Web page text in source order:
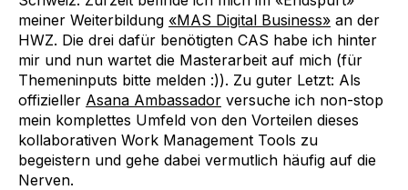
meiner Weiterbildung «MAS Digital Business» an der
HWZ. Die drei dafür benötigten CAS habe ich hinter
mir und nun wartet die Masterarbeit auf mich (für
Themeninputs bitte melden :)). Zu guter Letzt: Als
offizieller Asana Ambassador versuche ich non-stop
mein komplettes Umfeld von den Vorteilen dieses
kollaborativen Work Management Tools zu
begeistern und gehe dabei vermutlich häufig auf die
Nerven.